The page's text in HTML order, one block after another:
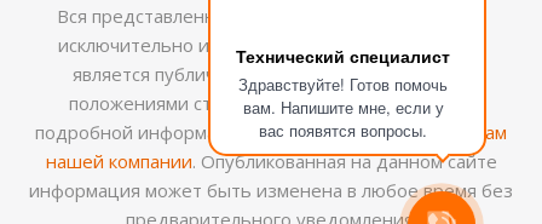
Технический специалист
Здравствуйте! Готов помочь
вам. Напишите мне, если у
вас появятся вопросы.
Вся представленная на сайте информация носит
исключительно информационный характер и не
является публичной офертой, определяемой
положениями ст.437 (2) ГК РФ. Для получения
подробной информации обращайтесь кменеджерам
нашей компании. Опубликованная на данном сайте
информация может быть изменена в любое время без
предварительного уведомления.